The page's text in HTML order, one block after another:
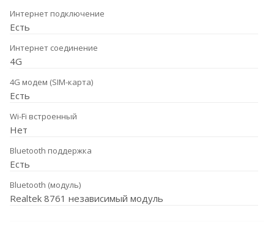
Интернет подключение
Есть
Интернет соединение
4G
4G модем (SIM-карта)
Есть
Wi-Fi встроенный
Нет
Bluetooth поддержка
Есть
Bluetooth (модуль)
Realtek 8761 независимый модуль